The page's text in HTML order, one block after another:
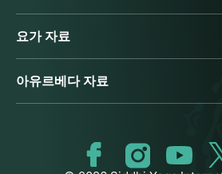
요가 자료
아유르베다 자료